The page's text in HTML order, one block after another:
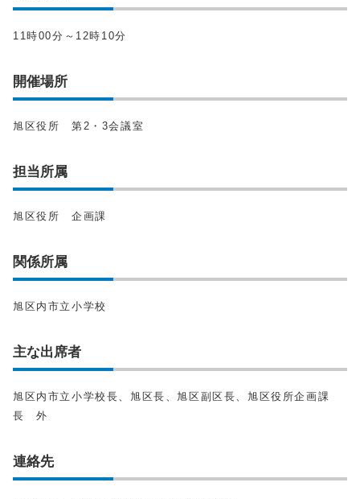
11時00分～12時10分
開催場所
旭区役所 第2・3会議室
担当所属
旭区役所 企画課
関係所属
旭区内市立小学校
主な出席者
旭区内市立小学校長、旭区長、旭区副区長、旭区役所企画課
長 外
連絡先